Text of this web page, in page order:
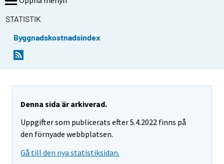
STATISTIK
Byggnadskostnadsindex
Denna sida är arkiverad.
Uppgifter som publicerats efter 5.4.2022 finns på
den förnyade webbplatsen.
Gå till den nya statistiksidan.